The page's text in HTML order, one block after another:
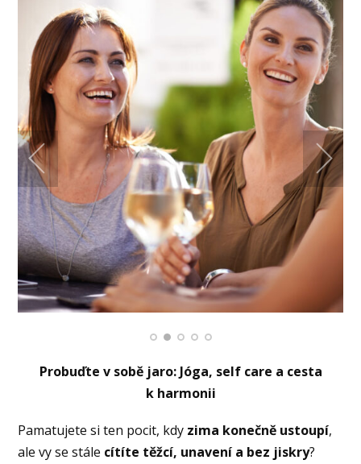
Probuďte v sobě jaro: Jóga, self care a cesta
k harmonii
Pamatujete si ten pocit, kdy zima konečně ustoupí,
ale vy se stále cítíte těžcí, unavení a bez jiskry?